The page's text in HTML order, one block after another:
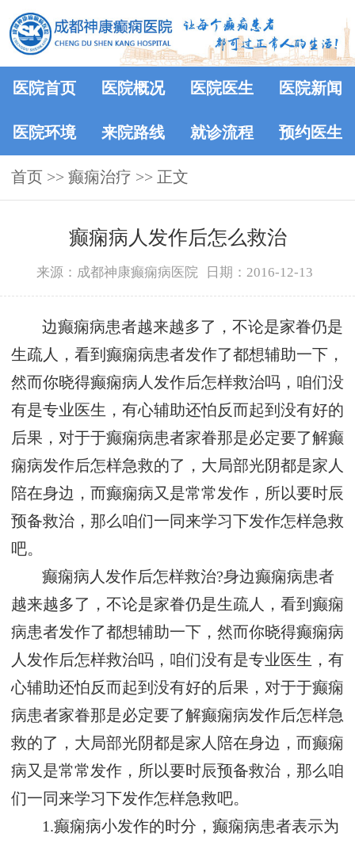
医院首页 医院概况 医院医生 医院新闻
医院环境 来院路线 就诊流程 预约医生
首页 >> 癫痫治疗 >> 正文
癫痫病人发作后怎么救治
来源：成都神康癫痫病医院 日期：2016-12-13
边癫痫病患者越来越多了，不论是家眷仍是
生疏人，看到癫痫病患者发作了都想辅助一下，
然而你晓得癫痫病人发作后怎样救治吗，咱们没
有是专业医生，有心辅助还怕反而起到没有好的
后果，对于于癫痫病患者家眷那是必定要了解癫
痫病发作后怎样急救的了，大局部光阴都是家人
陪在身边，而癫痫病又是常常发作，所以要时辰
预备救治，那么咱们一同来学习下发作怎样急救
吧。
癫痫病人发作后怎样救治?身边癫痫病患者
越来越多了，不论是家眷仍是生疏人，看到癫痫
病患者发作了都想辅助一下，然而你晓得癫痫病
人发作后怎样救治吗，咱们没有是专业医生，有
心辅助还怕反而起到没有好的后果，对于于癫痫
病患者家眷那是必定要了解癫痫病发作后怎样急
救的了，大局部光阴都是家人陪在身边，而癫痫
病又是常常发作，所以要时辰预备救治，那么咱
们一同来学习下发作怎样急救吧。
1.癫痫病小发作的时分，癫痫病患者表示为